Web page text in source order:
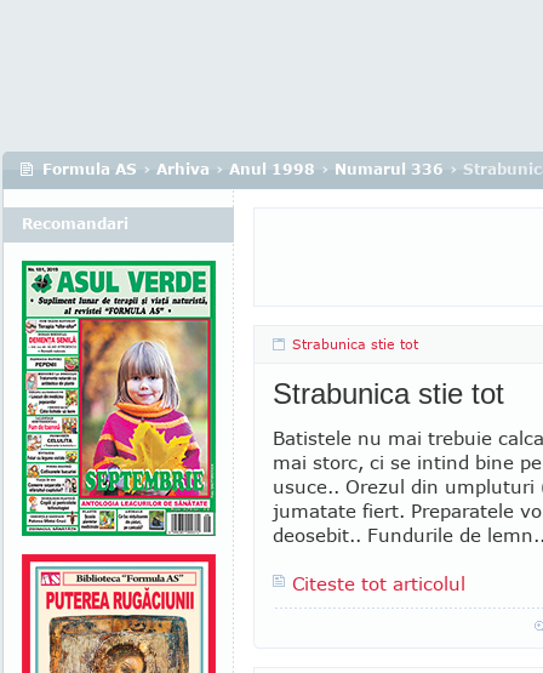
Formula AS › Arhiva › Anul 1998 › Numarul 336 ›
Strabunica stie tot
Strabunica stie tot
Batistele nu mai trebuie
mai storc, ci se intind bine
usuce.. Orezul din
jumatate fiert. Preparatele
deosebit.. Fundurile de
Citeste tot articolul
Recomandari